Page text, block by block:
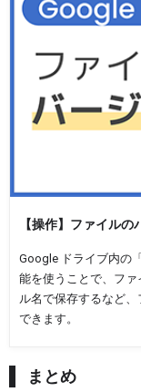
【操作】ファイル
Google ドライブ内の
能を使うことで、フ
ル名で保存するなど
できます。
まとめ